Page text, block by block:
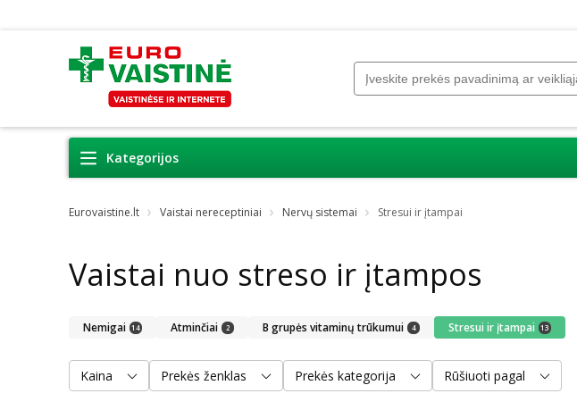
Kategorijos
Eurovaistine.lt Vaistai nereceptiniai Nervų sistemai Stresui ir įtampai
Vaistai nuo streso ir įtampos
Nemigai 14 Atminčiai 2 B grupės vitaminų trūkumui 4 Stresui ir įtampai 13
Kaina Prekės ženklas Prekės kategorija Rūšiuoti pagal